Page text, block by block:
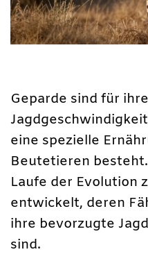
Geparde sind für
eine spezielle
Beutetieren
Laufe der Evolution
entwickelt, deren
ihre bevorzugte
sind.